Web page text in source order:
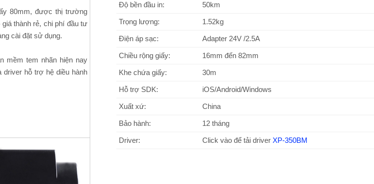
80mm, được thị trường
thành rẻ, chi phí đầu tư
cài đặt sử dụng.
mềm tem nhãn hiện nay
hỗ trợ hệ diều hành
Độ bền đầu in: 50km
Trọng lượng: 1.52kg
Điện áp sạc: Adapter 24V /2.5A
Chiều rộng giấy: 16mm đến 82mm
Khe chứa giấy: 30m
Hỗ trợ SDK: iOS/Android/Windows
Xuất xứ: China
Bảo hành: 12 tháng
Driver: Click vào để tải driver XP-350BM